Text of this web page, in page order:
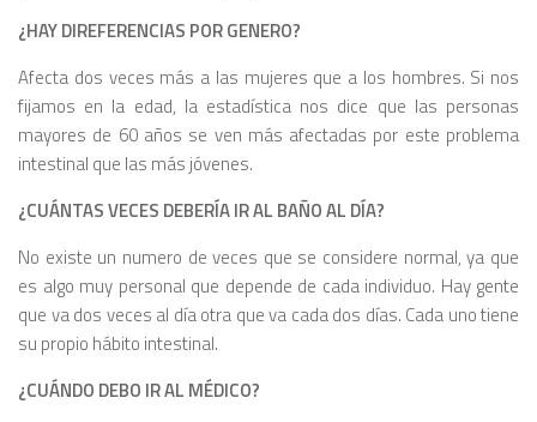
¿HAY DIREFERENCIAS POR GENERO?
Afecta dos veces más a las mujeres que a los hombres. Si nos
fijamos en la edad, la estadística nos dice que las personas
mayores de 60 años se ven más afectadas por este problema
intestinal que las más jóvenes.
¿CUÁNTAS VECES DEBERÍA IR AL BAÑO AL DÍA?
No existe un numero de veces que se considere normal, ya que
es algo muy personal que depende de cada individuo. Hay gente
que va dos veces al día otra que va cada dos días. Cada uno tiene
su propio hábito intestinal.
¿CUÁNDO DEBO IR AL MÉDICO?